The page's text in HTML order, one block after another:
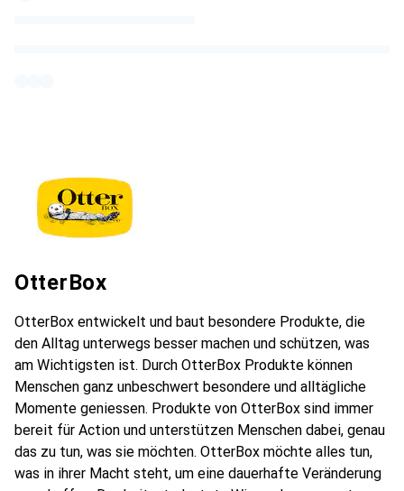
OtterBox
OtterBox entwickelt und baut besondere Produkte, die
den Alltag unterwegs besser machen und schützen, was
am Wichtigsten ist. Durch OtterBox Produkte können
Menschen ganz unbeschwert besondere und alltägliche
Momente geniessen. Produkte von OtterBox sind immer
bereit für Action und unterstützen Menschen dabei, genau
das zu tun, was sie möchten. OtterBox möchte alles tun,
was in ihrer Macht steht, um eine dauerhafte Veränderung